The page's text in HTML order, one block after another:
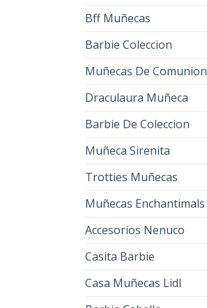
Bff Muñecas
Barbie Coleccion
Muñecas De Comunion
Draculaura Muñeca
Barbie De Coleccion
Muñeca Sirenita
Trotties Muñecas
Muñecas Enchantimals
Accesorios Nenuco
Casita Barbie
Casa Muñecas Lidl